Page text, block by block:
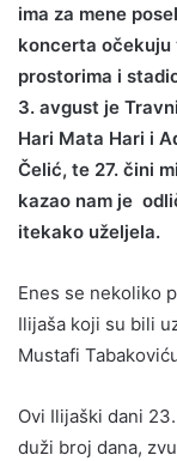
ima za mene
koncerta
prostorima i
3. avgust je
Hari Mata Hari i
Čelić, te 27. čini
kazao nam je
itekako uželjela.
Enes se nekoliko
Ilijaša koji su bili
Mustafi
Ovi Ilijaški dani
duži broj dana,